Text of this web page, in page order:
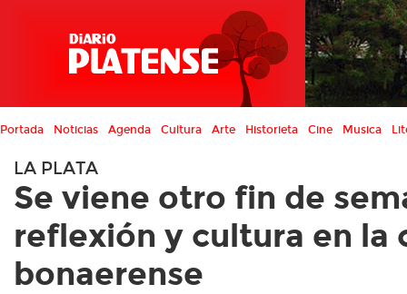
Portada Noticias Agenda Cultura Arte Historieta Cine Musica
LA PLATA
Se viene otro fin de
reflexión y cultura en la
bonaerense